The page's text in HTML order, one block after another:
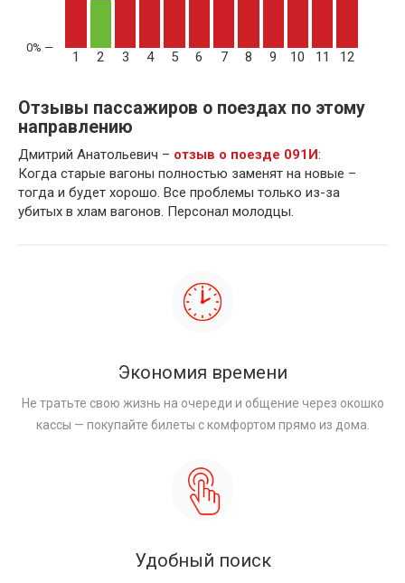
1 2 3 4 5 6 7 8 9 10 11 12
Отзывы пассажиров о поездах по этому
направлению
Дмитрий Анатольевич – отзыв о поезде 091И:
Когда старые вагоны полностью заменят на новые –
тогда и будет хорошо. Все проблемы только из-за
убитых в хлам вагонов. Персонал молодцы.
Экономия времени
Не тратьте свою жизнь на очереди и общение через окошко
кассы — покупайте билеты с комфортом прямо из дома.
Удобный поиск